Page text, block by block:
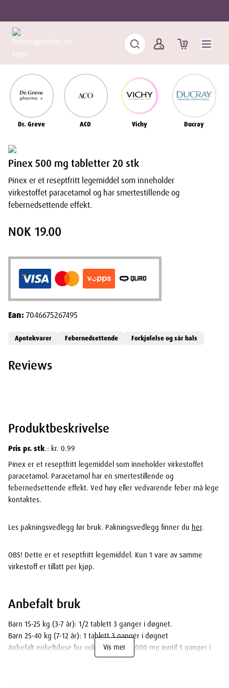
Dr. Greve ACO Vichy Ducray
Produktbeskrivelse
Pris pr. stk.: kr. 0.99
Pinex er et reseptfritt legemiddel som inneholder virkestoffet
paracetamol. Paracetamol har en smertestillende og
febernedsettende effekt. Ved høy eller vedvarende feber må lege
kontaktes.
Les pakningsvedlegg før bruk. Pakningsvedlegg finner du her.
OBS! Dette er et reseptfritt legemiddel. Kun 1 vare av samme
virkestoff er tillatt per kjøp.
Anbefalt bruk
Barn 15-25 kg (3-7 år): 1/2 tablett 3 ganger i døgnet.
Barn 25-40 kg (7-12 år): 1 tablett 3 ganger i døgnet
Anbefalt enkeltdose for voksne er 500-1000 mg inntil 3 ganger i
døgnet. Det bør gå minst 4-5 timer mellom hver dosering.
Vis mer
Pinex 500 mg tabletter 20 stk
Pinex er et reseptfritt legemiddel som inneholder
virkestoffet paracetamol og har smertestillende og
febernedsettende effekt.
NOK 19.00
Ean:7046675267495
Apotekvarer Febernedsettende Forkjølelse og sår hals
Reviews